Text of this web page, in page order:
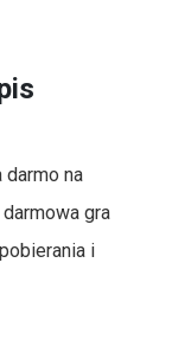
darmo na
gra
i